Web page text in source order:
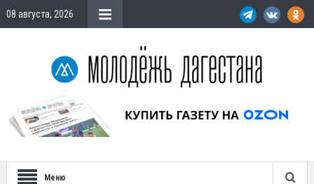
08 августа, 2026
Меню